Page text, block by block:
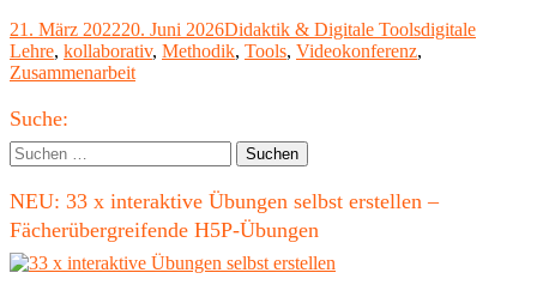
für
Videokonferenzen"
Veröffentlicht
am
21. März 202220. Juni 2026Kategorien
Didaktik & Digitale ToolsSchlagwörter
digitale
Lehre, kollaborativ, Methodik, Tools, Videokonferenz,
Zusammenarbeit
Haupt-
Seitenleiste
Suche:
Suchen
nach:
NEU: 33 x interaktive Übungen selbst erstellen –
Fächerübergreifende H5P-Übungen